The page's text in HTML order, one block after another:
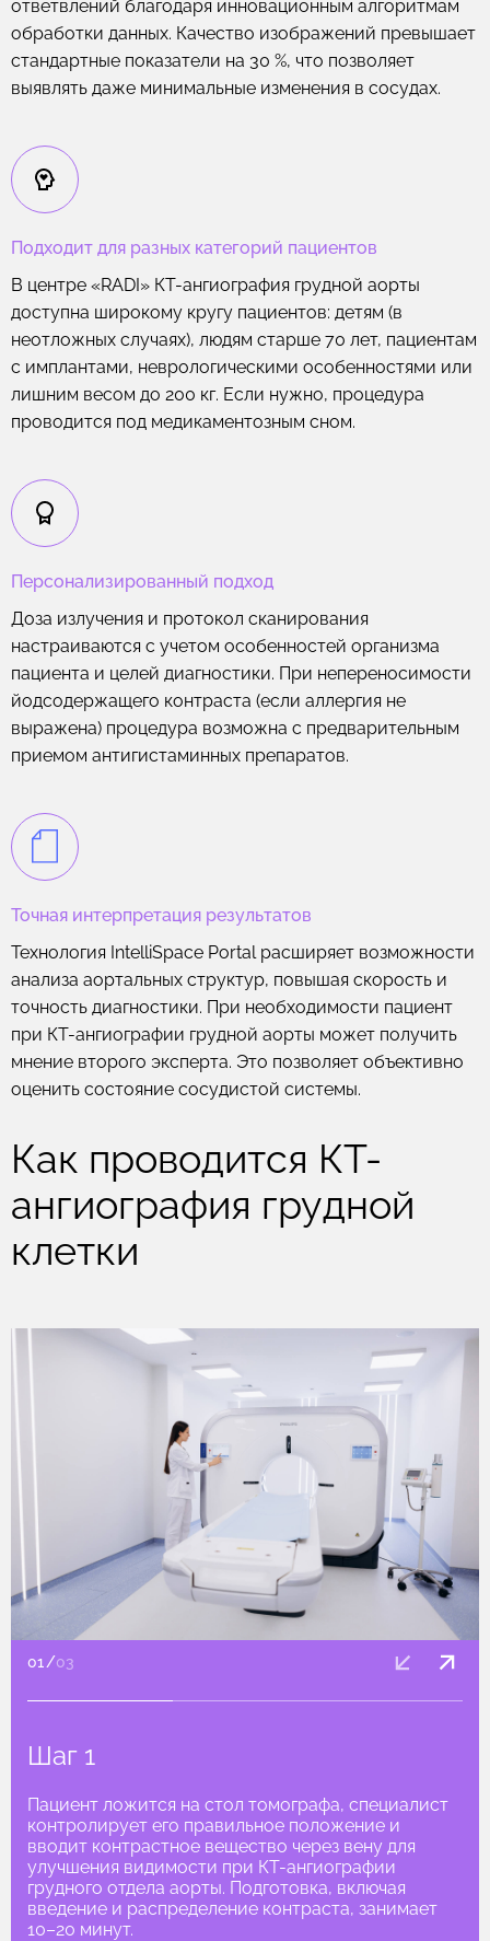
ответвлений благодаря инновационным алгоритмам
обработки данных. Качество изображений превышает
стандартные показатели на 30 %, что позволяет
выявлять даже минимальные изменения в сосудах.
Подходит для разных категорий пациентов
В центре «RADI» КТ-ангиография грудной аорты
доступна широкому кругу пациентов: детям (в
неотложных случаях), людям старше 70 лет, пациентам
с имплантами, неврологическими особенностями или
лишним весом до 200 кг. Если нужно, процедура
проводится под медикаментозным сном.
Персонализированный подход
Доза излучения и протокол сканирования
настраиваются с учетом особенностей организма
пациента и целей диагностики. При непереносимости
йодсодержащего контраста (если аллергия не
выражена) процедура возможна с предварительным
приемом антигистаминных препаратов.
Точная интерпретация результатов
Технология IntelliSpace Portal расширяет возможности
анализа аортальных структур, повышая скорость и
точность диагностики. При необходимости пациент
при КТ-ангиографии грудной аорты может получить
мнение второго эксперта. Это позволяет объективно
оценить состояние сосудистой системы.
Как проводится КТ-
ангиография грудной
клетки
Шаг 1
Пациент ложится на стол томографа, специалист
контролирует его правильное положение и
вводит контрастное вещество через вену для
улучшения видимости при КТ-ангиографии
грудного отдела аорты. Подготовка, включая
введение и распределение контраста, занимает
10–20 минут.
01 /03